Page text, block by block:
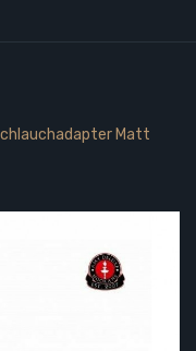
Matt